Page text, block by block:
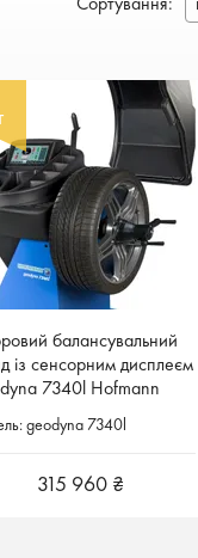
балансувальний
із сенсорним дисплеєм
7340l Hofmann
geodyna 7340l
315 960 ₴
балансувальний
із сенсорним дисплеєм
7340l Hofmann
geodyna 7340l
315 960 ₴